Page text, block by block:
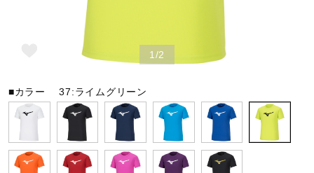
ゴルフ
スイム
バレーボール
テニス／ソフトテニス
1/2
■カラー37:ライムグリーン